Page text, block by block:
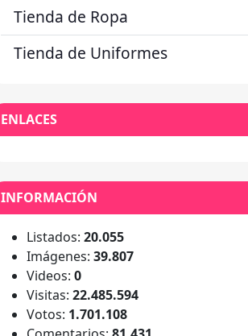
Tienda de Ropa
Tienda de Uniformes
ENLACES
INFORMACIÓN
Listados: 20.055
Imágenes: 39.807
Videos: 0
Visitas: 22.485.594
Votos: 1.701.108